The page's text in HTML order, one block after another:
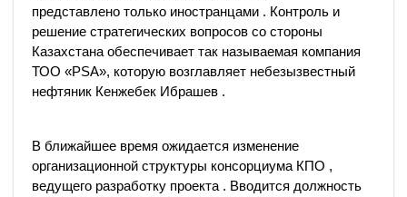
представлено только иностранцами . Контроль и
решение стратегических вопросов со стороны
Казахстана обеспечивает так называемая компания
ТОО «PSA», которую возглавляет небезызвестный
нефтяник Кенжебек Ибрашев .
В ближайшее время ожидается изменение
организационной структуры консорциума КПО ,
ведущего разработку проекта . Вводится должность